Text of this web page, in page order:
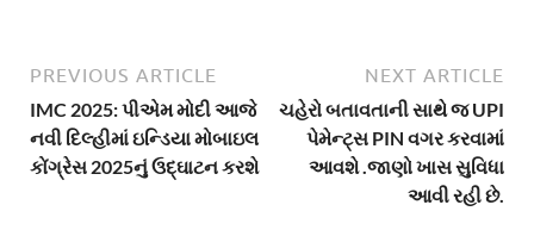
PREVIOUS ARTICLE
IMC 2025: પીએમ મોદી આજે
નવી દિલ્હીમાં ઇન્ડિયા મોબાઇલ
કોંગ્રેસ 2025નું ઉદ્ઘાટન કરશે
NEXT ARTICLE
ચહેરો બતાવતાની સાથે જ UPI
પેમેન્ટ્સ PIN વગર કરવામાં
આવશે .જાણો ખાસ સુવિધા
આવી રહી છે.